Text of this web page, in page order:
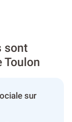
sont
Toulon
sur